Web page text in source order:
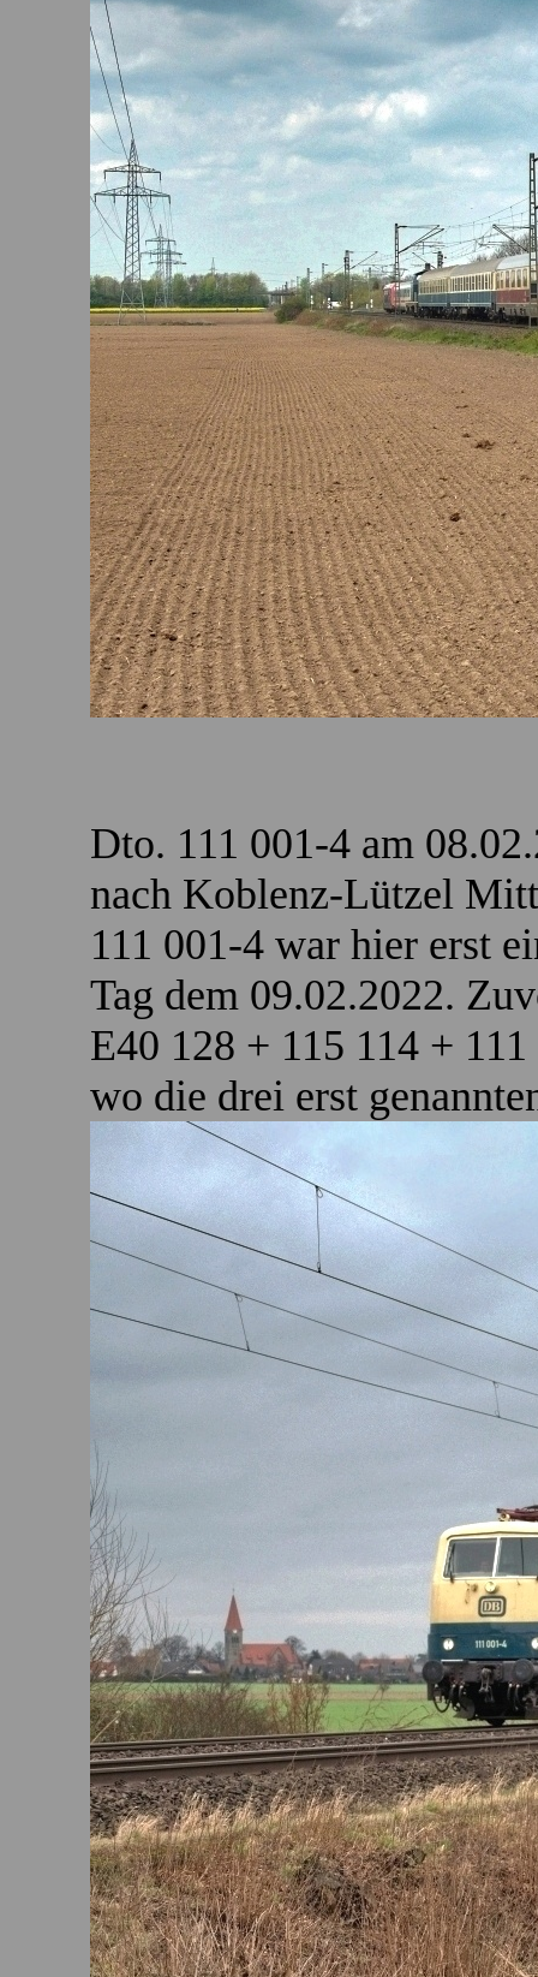
Dto. 111 001-4 am
nach Koblenz-Lützel
111 001-4 war hier erst
Tag dem 09.02.2022.
E40 128 + 115 114 +
wo die drei erst